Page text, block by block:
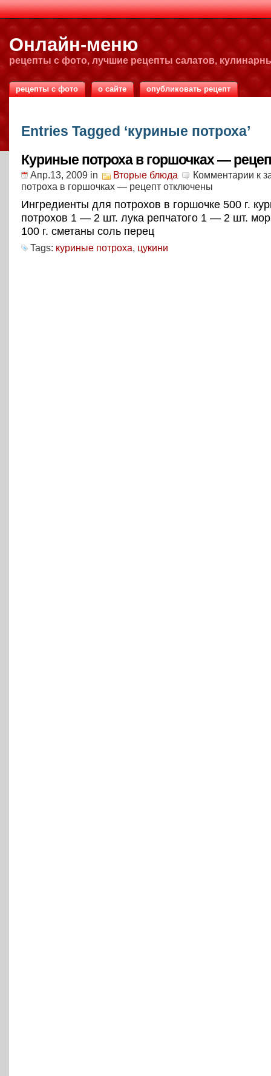
Онлайн-меню
рецепты с фото, лучшие рецепты салатов,
рецепты с фото о сайте опубликовать рецепт
Entries Tagged ‘куриные потроха’
Куриные потроха в горшочках —
Апр.13, 2009 in Вторые блюда Комментарии к
потроха в горшочках — рецепт отключены
Ингредиенты для потрохов в горшочке 500 г.
потрохов 1 — 2 шт. лука репчатого 1 — 2 шт.
100 г. сметаны соль перец
Tags: куриные потроха, цукини